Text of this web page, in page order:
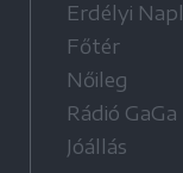
Erdélyi
Főtér
Nőileg
Rádió GaGa
Jóállás